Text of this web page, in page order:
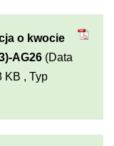
o kwocie
AG26 (Data
KB , Typ